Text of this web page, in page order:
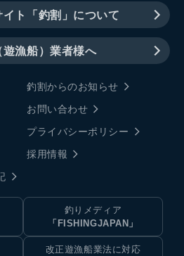
ト「釣割」について
遊漁船）業者様へ
釣割からのお知らせ
お問い合わせ
プライバシーポリシー
採用情報
釣りメディア
「FISHINGJAPAN」
改正遊漁船業法に対応